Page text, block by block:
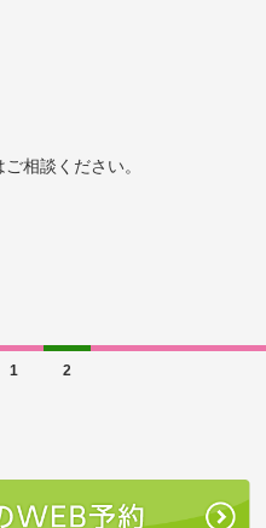
相談ください。
1 2